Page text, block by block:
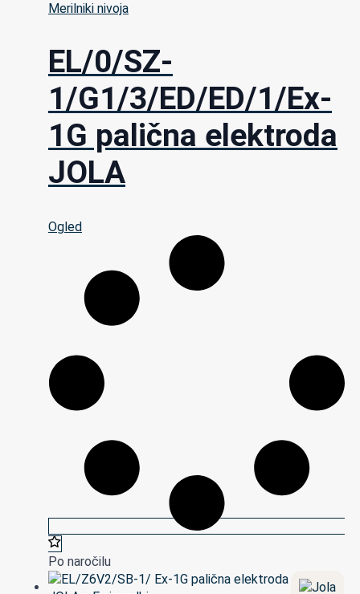
Merilniki nivoja
EL/0/SZ-
1/G1/3/ED/ED/1/Ex-
1G palična elektroda
JOLA
Ogled
Po naročilu